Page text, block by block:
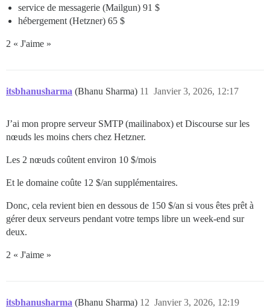
service de messagerie (Mailgun) 91 $
hébergement (Hetzner) 65 $
2 « J'aime »
itsbhanusharma (Bhanu Sharma) Janvier 3, 2026, 12:17
11
J’ai mon propre serveur SMTP (mailinabox) et Discourse sur les
nœuds les moins chers chez Hetzner.
Les 2 nœuds coûtent environ 10 $/mois
Et le domaine coûte 12 $/an supplémentaires.
Donc, cela revient bien en dessous de 150 $/an si vous êtes prêt à
gérer deux serveurs pendant votre temps libre un week-end sur
deux.
2 « J'aime »
itsbhanusharma (Bhanu Sharma) Janvier 3, 2026, 12:19
12